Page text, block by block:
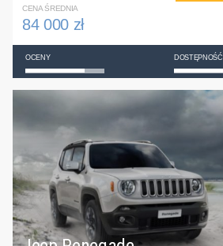
CENA ŚREDNIA
84 000 zł
OCENY DOSTĘPNOŚĆ